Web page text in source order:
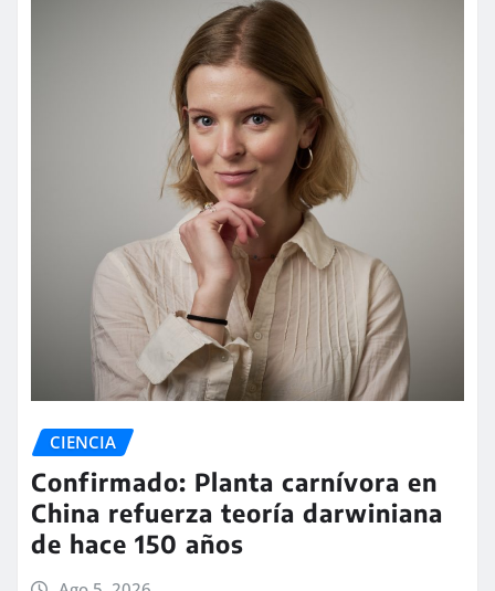
CIENCIA
Confirmado: Planta carnívora en
China refuerza teoría darwiniana
de hace 150 años